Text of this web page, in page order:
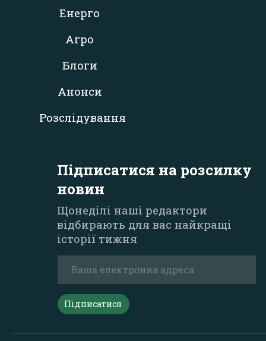
Енерго
Агро
Блоги
Анонси
Розслідування
Підписатися на розсилку
новин
Щонеділі наші редактори
відбирають для вас найкращі
історії тижня
Підписатися